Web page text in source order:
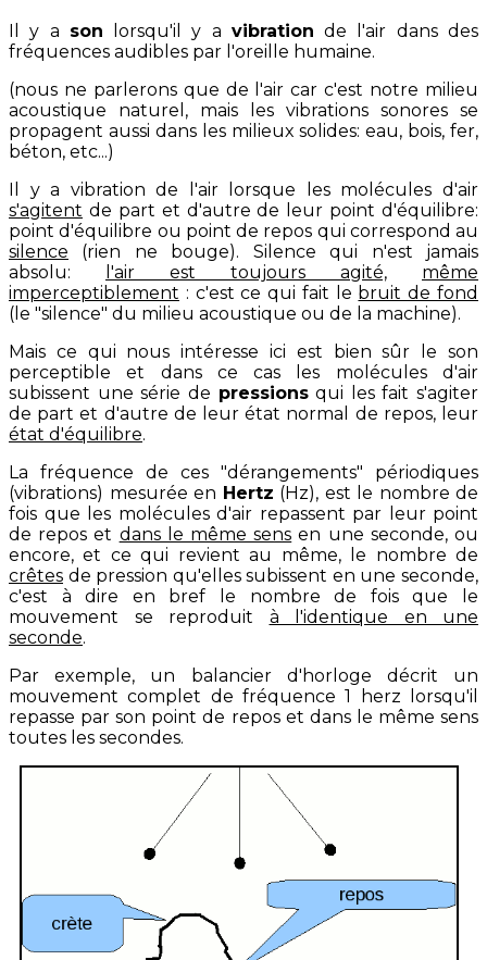
Il y a son lorsqu'il y a vibration de l'air dans des
fréquences audibles par l'oreille humaine.
(nous ne parlerons que de l'air car c'est notre milieu
acoustique naturel, mais les vibrations sonores se
propagent aussi dans les milieux solides: eau, bois, fer,
béton, etc...)
Il y a vibration de l'air lorsque les molécules d'air
s'agitent de part et d'autre de leur point d'équilibre:
point d'équilibre ou point de repos qui correspond au
silence (rien ne bouge). Silence qui n'est jamais
absolu:
l'air est toujours agité,
même
imperceptiblement : c'est ce qui fait le bruit de fond
(le "silence" du milieu acoustique ou de la machine).
Mais ce qui nous intéresse ici est bien sûr le son
perceptible et dans ce cas les molécules d'air
subissent une série de pressionsqui les fait s'agiter
de part et d'autre de leur état normal de repos, leur
état d'équilibre.
La fréquence de ces "dérangements" périodiques
(vibrations) mesurée en Hertz (Hz), est le nombre de
fois que les molécules d'air repassent par leur point
de repos et dans le même sens en une seconde, ou
encore, et ce qui revient au même, le nombre de
crêtes de pression qu'elles subissent en une seconde,
c'est à dire en bref le nombre de fois que le
mouvement se reproduit à l'identique en une
seconde.
Par exemple, un balancier d'horloge décrit un
mouvement complet de fréquence 1 herz lorsqu'il
repasse par son point de repos et dans le même sens
toutes les secondes.